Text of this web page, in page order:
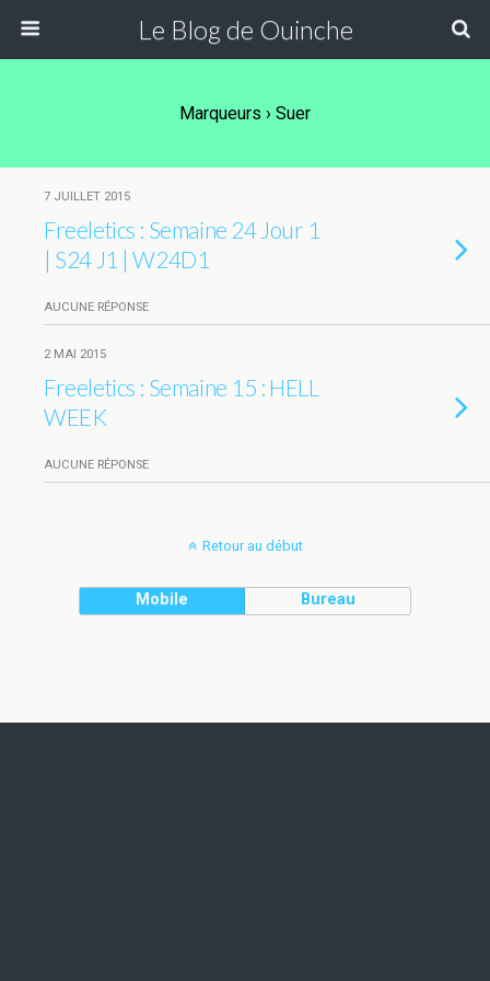
Le Blog de Ouinche
Marqueurs › Suer
7 JUILLET 2015
Freeletics : Semaine 24 Jour 1
| S24 J1 | W24D1
AUCUNE RÉPONSE
2 MAI 2015
Freeletics : Semaine 15 : HELL
WEEK
AUCUNE RÉPONSE
Retour au début
Mobile Bureau